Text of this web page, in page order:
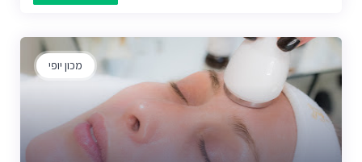
מכון יופי